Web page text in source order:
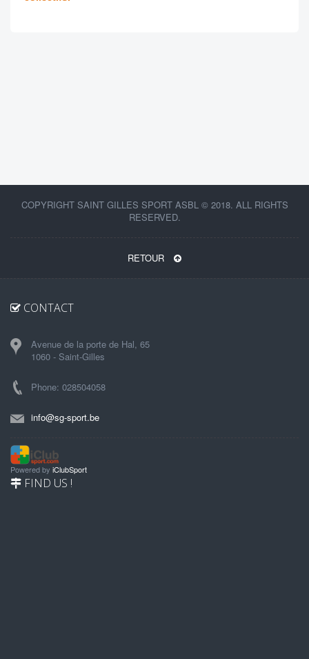
COPYRIGHT SAINT GILLES SPORT ASBL © 2018. ALL RIGHTS
RESERVED.
RETOUR
CONTACT
Avenue de la porte de Hal, 65
1060 - Saint-Gilles
Phone: 028504058
info@sg-sport.be
Powered by iClubSport
FIND US !